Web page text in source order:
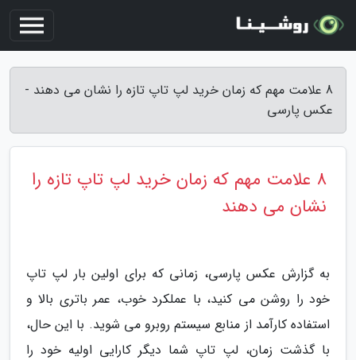
8 علامت مهم که زمان خرید لپ تاپ تازه را نشان می دهند -
عکس پارسی
8 علامت مهم که زمان خرید لپ تاپ تازه را
نشان می دهند
به گزارش عکس پارسی، زمانی که برای اولین بار لپ تاپ
خود را روشن می کنید، با عملکرد خوب، عمر باتری بالا و
استفاده کارآمد از منابع سیستم روبرو می شوید. با این حال،
با گذشت زمان، لپ تاپ شما دیگر کارایی اولیه خود را